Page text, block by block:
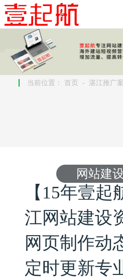
当前位置： 首页 -湛江推广
网站建
【15年壹
江网站建设
网页制作动
定时更新专